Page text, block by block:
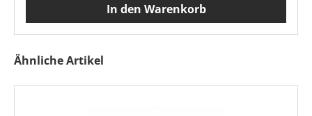
In den Warenkorb
Produktgalerie überspringen
Ähnliche Artikel